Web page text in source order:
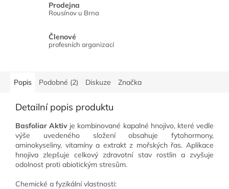
Prodejna
Rousínov u Brna
Členové
profesních organizací
Popis Podobné (2) Diskuze Značka
Detailní popis produktu
Basfoliar Aktiv je kombinované kapalné hnojivo, které vedle
výše uvedeného složení obsahuje fytohormony,
aminokyseliny, vitamíny a extrakt z mořských řas. Aplikace
hnojiva zlepšuje celkový zdravotní stav rostlin a zvyšuje
odolnost proti abiotickým stresům.
Chemické a fyzikální vlastnosti: